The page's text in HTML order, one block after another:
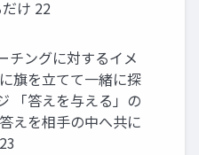
け 22
チングに対するイメ
旗を立てて一緒に探
「答えを与える」の
えを相手の中へ共に